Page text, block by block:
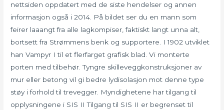
nettsiden oppdatert med de siste hendelser og annen
informasjon også i 2014. På bildet ser du en mann som
feirer laaangt fra alle lagkompiser, faktiskt langt unna alt,
bortsett fra Strømmens benk og supportere. I 1902 utviklet
han Vampyr I til et flerfarget grafisk blad. Vi monterte
porten med tilbehør. Tyngre skilleveggkonstruksjoner av
mur eller betong vil gi bedre lydisolasjon mot denne type
støy i forhold til trevegger. Myndighetene har tilgang til
opplysningene i SIS II Tilgang til SIS II er begrenset til